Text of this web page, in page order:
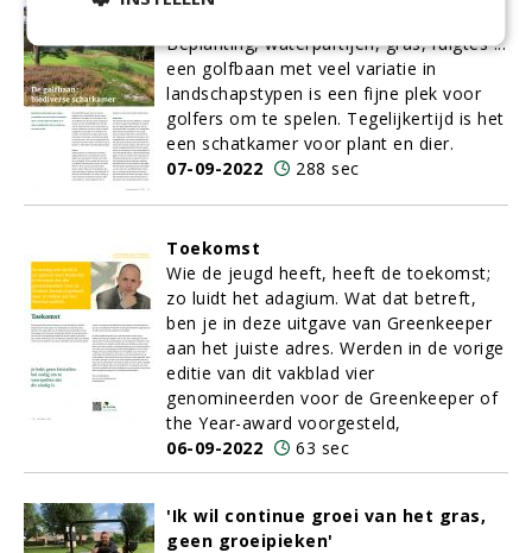
Beplanting, waterpartijen, gras, ruigtes ...
een golfbaan met veel variatie in
landschapstypen is een fijne plek voor
golfers om te spelen. Tegelijkertijd is het
een schatkamer voor plant en dier.
07-09-2022
288 sec
Toekomst
Wie de jeugd heeft, heeft de toekomst;
zo luidt het adagium. Wat dat betreft,
ben je in deze uitgave van Greenkeeper
aan het juiste adres. Werden in de vorige
editie van dit vakblad vier
genomineerden voor de Greenkeeper of
the Year-award voorgesteld,
06-09-2022
63 sec
'Ik wil continue groei van het gras,
geen groeipieken'